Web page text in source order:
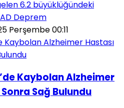
6.2 büyüklüğündeki
Deprem
Perşembe 00:11
Kaybolan Alzheimer
Sağ Bulundu